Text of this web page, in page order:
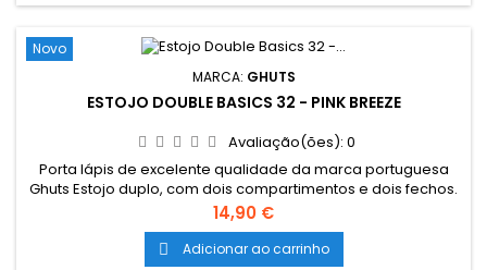
Novo
MARCA: GHUTS
ESTOJO DOUBLE BASICS 32 - PINK BREEZE
Avaliação(ões): 0
Porta lápis de excelente qualidade da marca portuguesa
Ghuts Estojo duplo, com dois compartimentos e dois fechos.
Dimensões: 20,5 x 9,5 x 8 cm Características: Polyester 600D;
Fechos e cursor certificados YKK
Preço
14,90 €
 Adicionar ao carrinho